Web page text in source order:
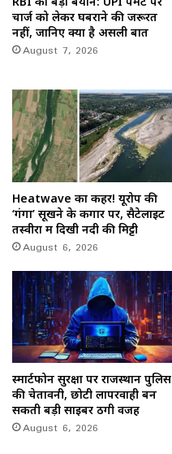
चार्ज को लेकर घबराने की जरूरत
नहीं, जानिए क्या है असली बात
August 7, 2026
Heatwave का कहर! यूरोप की
‘गंगा’ सूखने के कगार पर, सैटेलाइट
तस्वीरों में दिखी नदी की मिट्टी
August 6, 2026
स्मार्टफोन सुरक्षा पर राजस्थान पुलिस
की चेतावनी, छोटी लापरवाही बन
सकती बड़ी साइबर ठगी वजह
August 6, 2026